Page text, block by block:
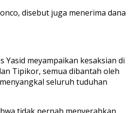
disebut juga menerima dana
Yasid meyampaikan kesaksian di
Tipikor, semua dibantah oleh
seluruh tuduhan